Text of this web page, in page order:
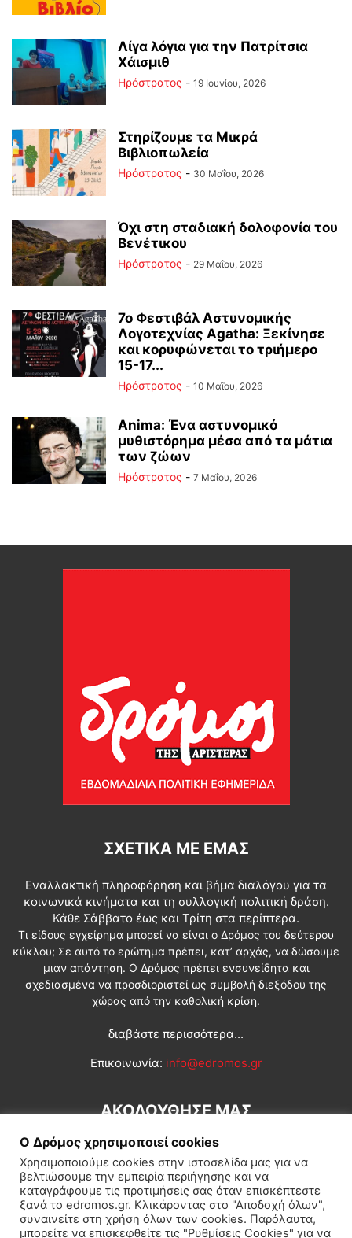
Λίγα λόγια για την Πατρίτσια
Χάισμιθ
Ηρόστρατος - 19 Ιουνίου, 2026
Στηρίζουμε τα Μικρά
Βιβλιοπωλεία
Ηρόστρατος - 30 Μαΐου, 2026
Όχι στη σταδιακή δολοφονία του
Βενέτικου
Ηρόστρατος - 29 Μαΐου, 2026
7ο Φεστιβάλ Αστυνομικής
Λογοτεχνίας Agatha: Ξεκίνησε
και κορυφώνεται το τριήμερο
15-17...
Ηρόστρατος - 10 Μαΐου, 2026
Anima: Ένα αστυνομικό
μυθιστόρημα μέσα από τα μάτια
των ζώων
Ηρόστρατος - 7 Μαΐου, 2026
ΣΧΕΤΙΚΆ ΜΕ ΕΜΆΣ
Εναλλακτική πληροφόρηση και βήμα διαλόγου για τα
κοινωνικά κινήματα και τη συλλογική πολιτική δράση.
Κάθε Σάββατο έως και Τρίτη στα περίπτερα.
Τι είδους εγχείρημα μπορεί να είναι ο Δρόμος του δεύτερου
κύκλου; Σε αυτό το ερώτημα πρέπει, κατ’ αρχάς, να δώσουμε
μιαν απάντηση. Ο Δρόμος πρέπει ενσυνείδητα και
σχεδιασμένα να προσδιοριστεί ως συμβολή διεξόδου της
χώρας από την καθολική κρίση.
διαβάστε περισσότερα...
Επικοινωνία: info@edromos.gr
ΑΚΟΛΟΥΘΗΣΕ ΜΑΣ
Εγγραφή συνδρομητή Πολιτική Διεθνή Κοινωνία
Ο Δρόμος χρησιμοποιεί cookies
Χρησιμοποιούμε cookies στην ιστοσελίδα μας για να
βελτιώσουμε την εμπειρία περιήγησης και να
καταγράφουμε τις προτιμήσεις σας όταν επισκέπτεστε
ξανά το edromos.gr. Κλικάροντας στο "Αποδοχή όλων",
συναινείτε στη χρήση όλων των cookies. Παρόλαυτα,
μπορείτε να επισκεφθείτε τις "Ρυθμίσεις Cookies" για να